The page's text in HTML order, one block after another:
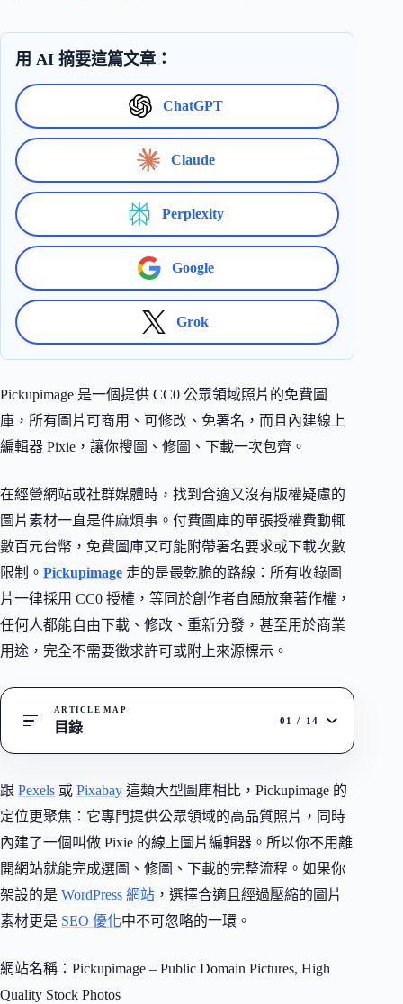
用 AI 摘要這篇文章：
ChatGPT
Claude
Perplexity
Google
Grok
Pickupimage 是一個提供 CC0 公眾領域照片的免費圖
庫，所有圖片可商用、可修改、免署名，而且內建線上
編輯器 Pixie，讓你搜圖、修圖、下載一次包齊。
在經營網站或社群媒體時，找到合適又沒有版權疑慮的
圖片素材一直是件麻煩事。付費圖庫的單張授權費動輒
數百元台幣，免費圖庫又可能附帶署名要求或下載次數
限制。 Pickupimage 走的是最乾脆的路線：所有收錄圖
片一律採用 CC0 授權，等同於創作者自願放棄著作權，
任何人都能自由下載、修改、重新分發，甚至用於商業
用途，完全不需要徵求許可或附上來源標示。
ARTICLE MAP
目錄 01 / 14
跟 Pexels 或 Pixabay 這類大型圖庫相比，Pickupimage 的
定位更聚焦：它專門提供公眾領域的高品質照片，同時
內建了一個叫做 Pixie 的線上圖片編輯器。所以你不用離
開網站就能完成選圖、修圖、下載的完整流程。如果你
架設的是 WordPress 網站 ，選擇合適且經過壓縮的圖片
素材更是 SEO 優化中不可忽略的一環。
網站名稱：Pickupimage – Public Domain Pictures, High
Quality Stock Photos